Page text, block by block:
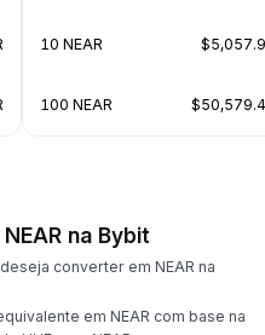
10 NEAR
100 NEAR
na Bybit
converter em NEAR na
em NEAR com base na